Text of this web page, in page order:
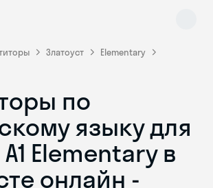
Златоуст
Elementary
по
языку для
Elementary в
онлайн -